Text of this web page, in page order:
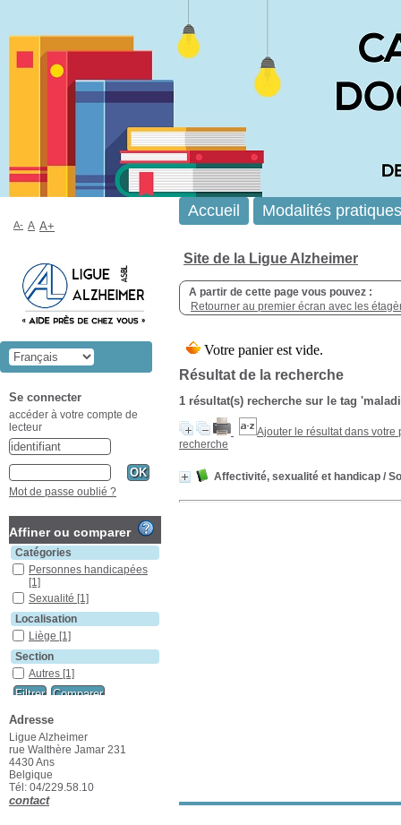
Site de la Ligue Alzheimer
A partir de cette page vous pouvez :
Retourner au premier écran avec les
Résultat de la recherche
1 résultat(s) recherche sur le tag
Ajouter le résultat dans votre
recherche
Affectivité, sexualité et handicap /
Accueil Modalités pratiques
A- A A+
Se connecter
accéder à votre compte de
lecteur
Mot de passe oublié ?
Affiner ou comparer
Catégories
Personnes handicapées
[1]
Sexualité [1]
Localisation
Liège [1]
Section
Autres [1]
Adresse
Ligue Alzheimer
rue Walthère Jamar 231
4430 Ans
Belgique
Tél: 04/229.58.10
contact